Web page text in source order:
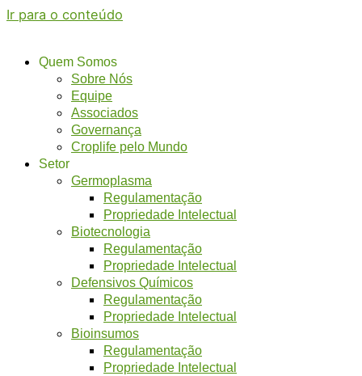
Ir para o conteúdo
Quem Somos
Sobre Nós
Equipe
Associados
Governança
Croplife pelo Mundo
Setor
Germoplasma
Regulamentação
Propriedade Intelectual
Biotecnologia
Regulamentação
Propriedade Intelectual
Defensivos Químicos
Regulamentação
Propriedade Intelectual
Bioinsumos
Regulamentação
Propriedade Intelectual